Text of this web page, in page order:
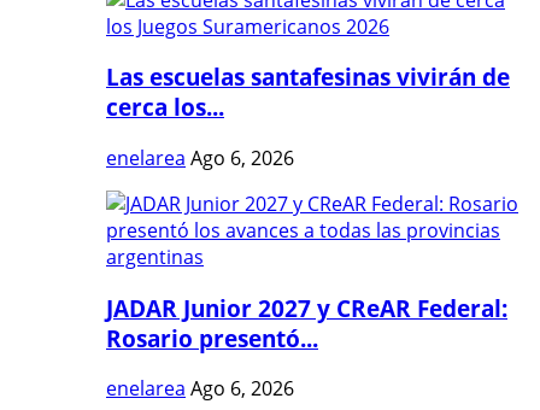
Las escuelas santafesinas vivirán de
cerca los...
enelarea Ago 6, 2026
JADAR Junior 2027 y CReAR Federal:
Rosario presentó...
enelarea Ago 6, 2026